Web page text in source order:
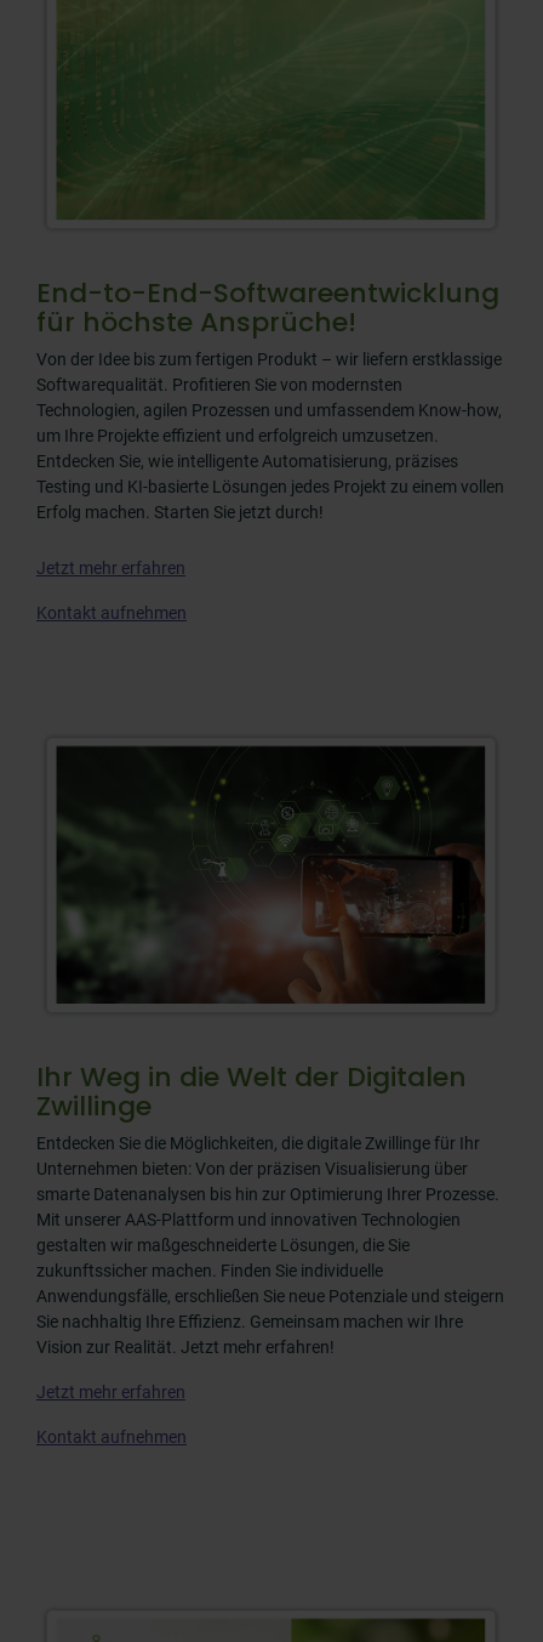
End-to-End-Softwareentwicklung
für höchste Ansprüche!
Von der Idee bis zum fertigen Produkt – wir liefern erstklassige
Softwarequalität. Profitieren Sie von modernsten
Technologien, agilen Prozessen und umfassendem Know-how,
um Ihre Projekte effizient und erfolgreich umzusetzen.
Entdecken Sie, wie intelligente Automatisierung, präzises
Testing und KI-basierte Lösungen jedes Projekt zu einem vollen
Erfolg machen. Starten Sie jetzt durch!
Jetzt mehr erfahren
Kontakt aufnehmen
Ihr Weg in die Welt der Digitalen
Zwillinge
Entdecken Sie die Möglichkeiten, die digitale Zwillinge für Ihr
Unternehmen bieten: Von der präzisen Visualisierung über
smarte Datenanalysen bis hin zur Optimierung Ihrer Prozesse.
Mit unserer AAS-Plattform und innovativen Technologien
gestalten wir maßgeschneiderte Lösungen, die Sie
zukunftssicher machen. Finden Sie individuelle
Anwendungsfälle, erschließen Sie neue Potenziale und steigern
Sie nachhaltig Ihre Effizienz. Gemeinsam machen wir Ihre
Vision zur Realität. Jetzt mehr erfahren!
Jetzt mehr erfahren
Kontakt aufnehmen